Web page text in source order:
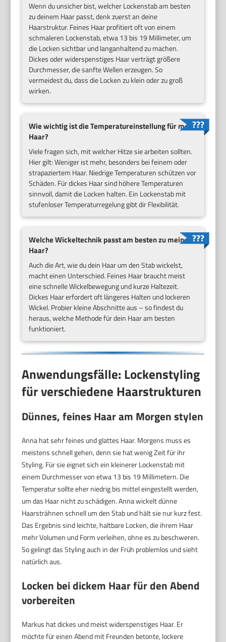
Wenn du unsicher bist, welcher Lockenstab am besten
zu deinem Haar passt, denk zuerst an deine
Haarstruktur. Feines Haar profitiert oft von einem
schmaleren Lockenstab, etwa 13 bis 19 Millimeter, um
die Locken sichtbar und langanhaltend zu machen.
Dickes oder widerspenstiges Haar verträgt größere
Durchmesser, die sanfte Wellen erzeugen. So
vermeidest du, dass die Locken zu klein oder zu groß
wirken.
Wie wichtig ist die Temperatureinstellung für mein
Haar?
Viele fragen sich, mit welcher Hitze sie arbeiten sollten.
Hier gilt: Weniger ist mehr, besonders bei feinem oder
strapaziertem Haar. Niedrige Temperaturen schützen vor
Schäden. Für dickes Haar sind höhere Temperaturen
sinnvoll, damit die Locken halten. Ein Lockenstab mit
stufenloser Temperaturregelung gibt dir Flexibilität.
Welche Wickeltechnik passt am besten zu meinem
Haar?
Auch die Art, wie du dein Haar um den Stab wickelst,
macht einen Unterschied. Feines Haar braucht meist
eine schnelle Wickelbewegung und kurze Haltezeit.
Dickes Haar erfordert oft längeres Halten und lockeren
Wickel. Probier kleine Abschnitte aus – so findest du
heraus, welche Methode für dein Haar am besten
funktioniert.
Anwendungsfälle: Lockenstyling
für verschiedene Haarstrukturen
Dünnes, feines Haar am Morgen stylen
Anna hat sehr feines und glattes Haar. Morgens muss es
meistens schnell gehen, denn sie hat wenig Zeit für ihr
Styling. Für sie eignet sich ein kleinerer Lockenstab mit
einem Durchmesser von etwa 13 bis 19 Millimetern. Die
Temperatur sollte eher niedrig bis mittel eingestellt werden,
um das Haar nicht zu schädigen. Anna wickelt dünne
Haarsträhnen schnell um den Stab und hält sie nur kurz fest.
Das Ergebnis sind leichte, haltbare Locken, die ihrem Haar
mehr Volumen und Form verleihen, ohne es zu beschweren.
So gelingt das Styling auch in der Früh problemlos und sieht
natürlich aus.
Locken bei dickem Haar für den Abend
vorbereiten
Markus hat dickes und meist widerspenstiges Haar. Er
möchte für einen Abend mit Freunden betonte, lockere